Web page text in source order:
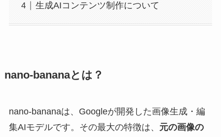
生成AIコンテンツ制作について
nano-bananaとは？
nano-bananaは、Googleが開発した画像生成・編
集AIモデルです。その最大の特徴は、 元の画像の